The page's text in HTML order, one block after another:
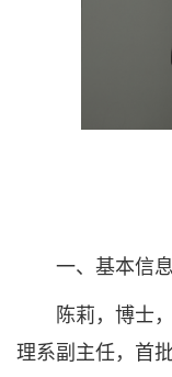
一、基本信息
陈莉，博士，
理系副主任，首